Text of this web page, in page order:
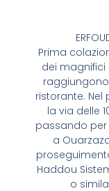
Prima
dei magnifici
raggiungono
ristorante.
la via delle
passando per
a
Haddou
o